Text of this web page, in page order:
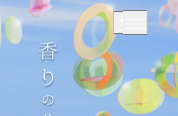
Englis
h
简体中
文
繁體中